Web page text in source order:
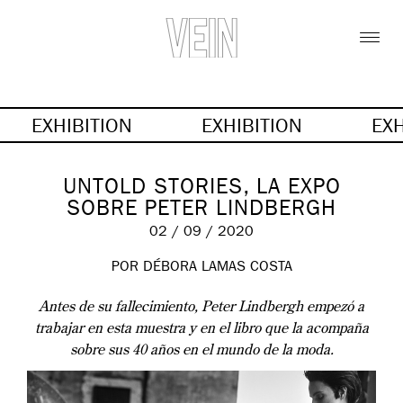
EXHIBITION EXHIBITION
UNTOLD STORIES, LA EXPO
SOBRE PETER LINDBERGH
02 / 09 / 2020
POR DÉBORA LAMAS COSTA
Antes de su fallecimiento, Peter Lindbergh empezó a
trabajar en esta muestra y en el libro que la acompaña
sobre sus 40 años en el mundo de la moda.